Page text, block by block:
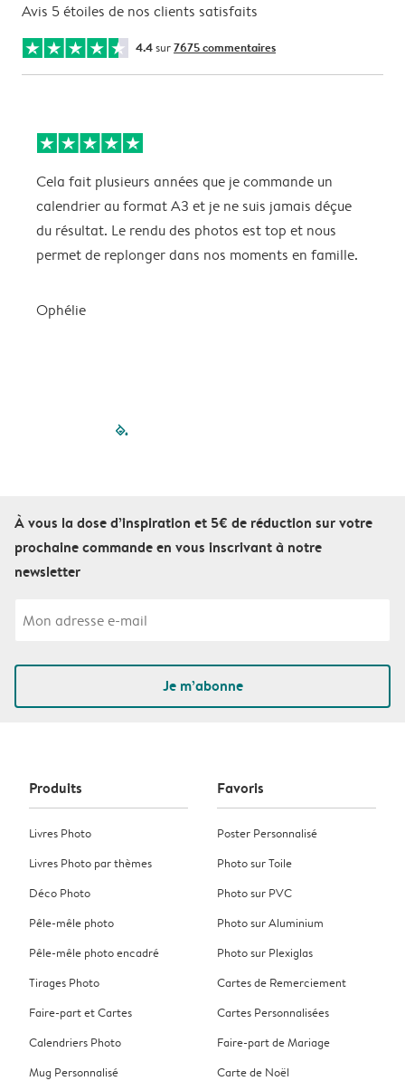
Avis 5 étoiles de nos clients satisfaits
4.4sur7675 commentaires
Cela fait plusieurs années que je commande un
calendrier au format A3 et je ne suis jamais déçue
du résultat. Le rendu des photos est top et nous
permet de replonger dans nos moments en famille.
Ophélie
filled-pagination
À vous la dose d’inspiration et 5€ de réduction sur votre
prochaine commande en vous inscrivant à notre
newsletter
Je m’abonne
Produits
Livres Photo
Livres Photo par thèmes
Déco Photo
Pêle-mêle photo
Pêle-mêle photo encadré
Tirages Photo
Faire-part et Cartes
Calendriers Photo
Mug Personnalisé
Favoris
Poster Personnalisé
Photo sur Toile
Photo sur PVC
Photo sur Aluminium
Photo sur Plexiglas
Cartes de Remerciement
Cartes Personnalisées
Faire-part de Mariage
Carte de Noël